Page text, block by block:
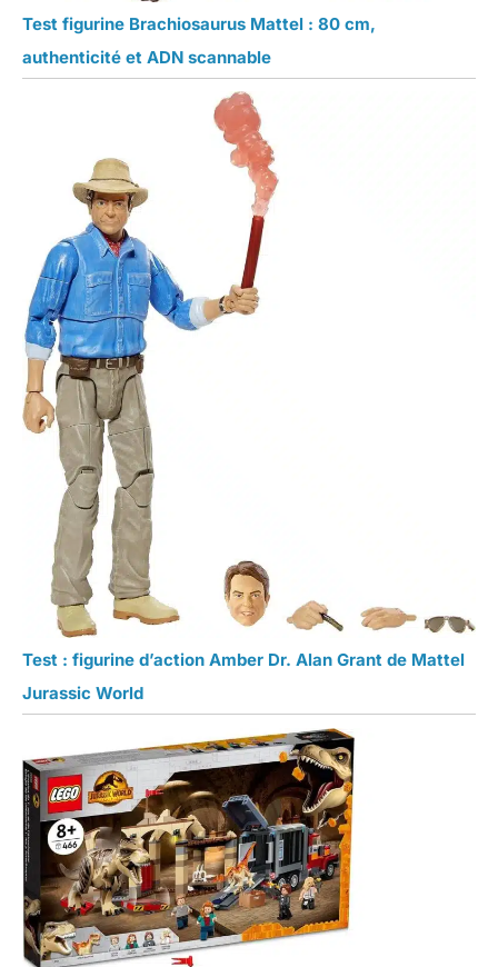
Test figurine Brachiosaurus Mattel : 80 cm,
authenticité et ADN scannable
Test : figurine d’action Amber Dr. Alan Grant de Mattel
Jurassic World